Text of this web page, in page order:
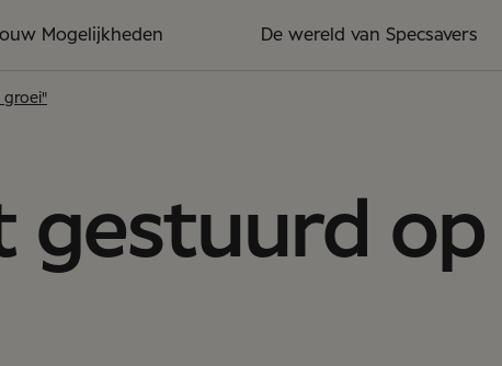
Mogelijkheden De wereld van Specsavers
groei"
gestuurd op